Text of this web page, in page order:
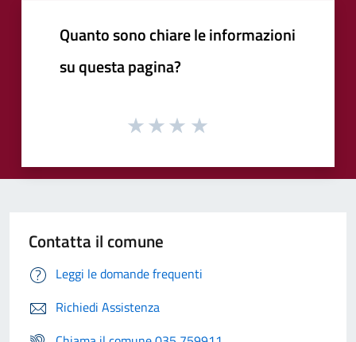
Quanto sono chiare le informazioni
su questa pagina?
Contatta il comune
Leggi le domande frequenti
Richiedi Assistenza